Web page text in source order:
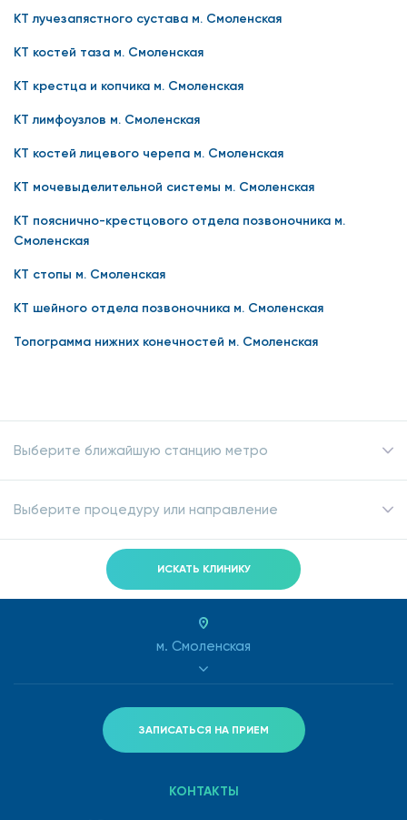
КТ лучезапястного сустава м. Смоленская
КТ костей таза м. Смоленская
КТ крестца и копчика м. Смоленская
КТ лимфоузлов м. Смоленская
КТ костей лицевого черепа м. Смоленская
КТ мочевыделительной системы м. Смоленская
КТ пояснично-крестцового отдела позвоночника м.
Смоленская
КТ стопы м. Смоленская
КТ шейного отдела позвоночника м. Смоленская
Топограмма нижних конечностей м. Смоленская
Выберите ближайшую станцию метро
Выберите процедуру или направление
ИСКАТЬ КЛИНИКУ
м. Смоленская
ЗАПИСАТЬСЯ НА ПРИЕМ
КОНТАКТЫ